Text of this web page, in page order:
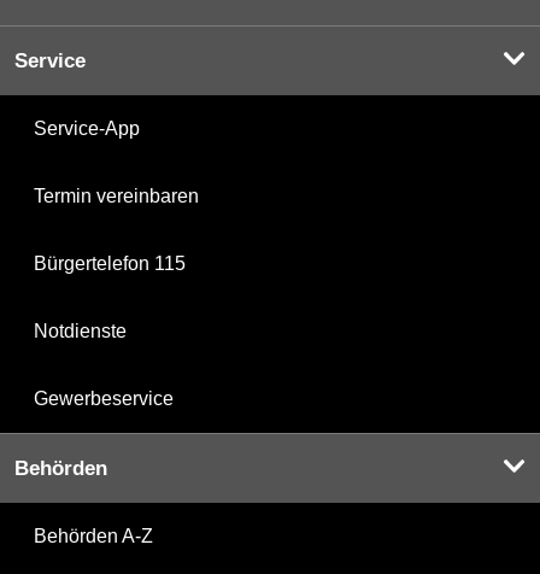
Service
Service-App
Termin vereinbaren
Bürgertelefon 115
Notdienste
Gewerbeservice
Behörden
Behörden A-Z